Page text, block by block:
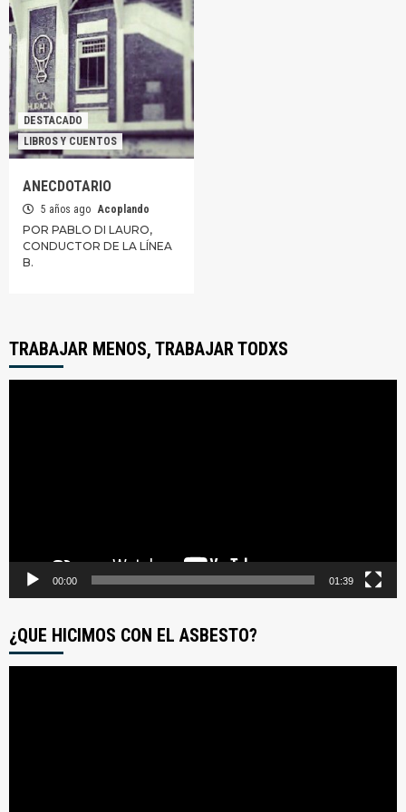
DESTACADO
LIBROS Y CUENTOS
ANECDOTARIO
5 años ago Acoplando
POR PABLO DI LAURO,
CONDUCTOR DE LA LÍNEA
B.
TRABAJAR MENOS, TRABAJAR TODXS
00:00 01:39
¿QUE HICIMOS CON EL ASBESTO?